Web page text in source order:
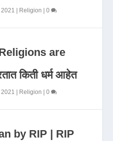
2021 Religion |0
are
किती धर्म आहेत
2021 Religion |0
by RIP | RIP